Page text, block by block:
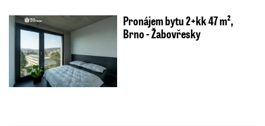
Pronájem bytu 2+kk 47 m²,
Brno - Žabovřesky